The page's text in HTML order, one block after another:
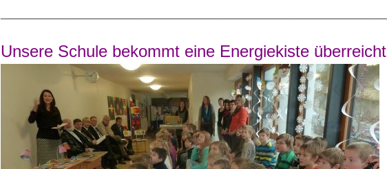
Unsere Schule bekommt eine Energiekiste überreicht